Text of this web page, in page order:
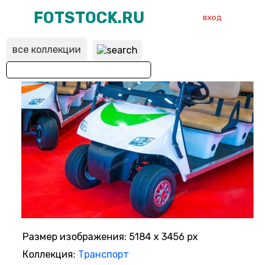
FOTSTOCK.RU
ВХОД
РЕГИСТРАЦИЯ
вход
все коллекции
Размер изображения: 5184 x 3456 px
Коллекция: Транспорт